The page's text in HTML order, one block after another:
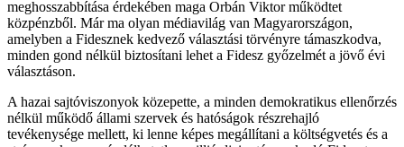
meghosszabbítása érdekében maga Orbán Viktor működtet
közpénzből. Már ma olyan médiavilág van Magyarországon,
amelyben a Fidesznek kedvező választási törvényre támaszkodva,
minden gond nélkül biztosítani lehet a Fidesz győzelmét a jövő évi
választáson.
A hazai sajtóviszonyok közepette, a minden demokratikus ellenőrzés
nélkül működő állami szervek és hatóságok részrehajló
tevékenysége mellett, ki lenne képes megállítani a költségvetés és a